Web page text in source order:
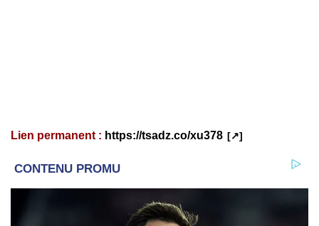
Lien permanent : https://tsadz.co/xu378